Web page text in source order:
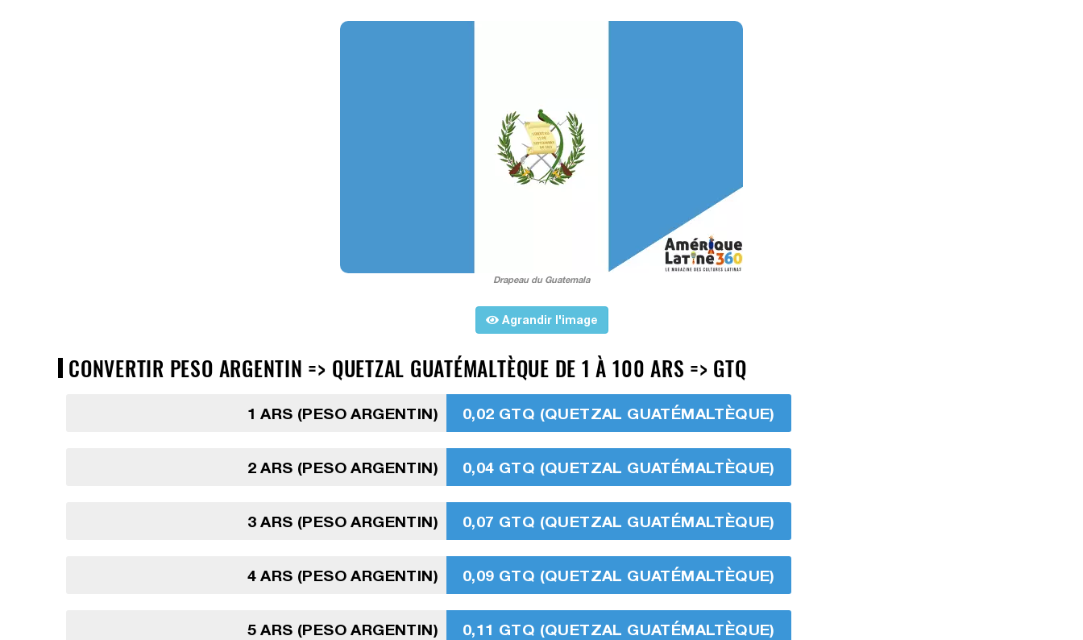
Drapeau du Guatemala
Agrandir l'image
CONVERTIR PESO ARGENTIN => QUETZAL GUATÉMALTÈQUE DE 1 À 100 ARS => GTQ
1 ARS (PESO ARGENTIN) 0,02 GTQ (QUETZAL GUATÉMALTÈQUE)
2 ARS (PESO ARGENTIN) 0,04 GTQ (QUETZAL GUATÉMALTÈQUE)
3 ARS (PESO ARGENTIN) 0,07 GTQ (QUETZAL GUATÉMALTÈQUE)
4 ARS (PESO ARGENTIN) 0,09 GTQ (QUETZAL GUATÉMALTÈQUE)
5 ARS (PESO ARGENTIN) 0,11 GTQ (QUETZAL GUATÉMALTÈQUE)